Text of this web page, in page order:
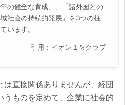
の健全な育成」、「諸外国との
社会の持続的発展」を3つの柱
います。
引用：イオン１％クラブ
は直接関係ありませんが、経団
うものを定めて、企業に社会的